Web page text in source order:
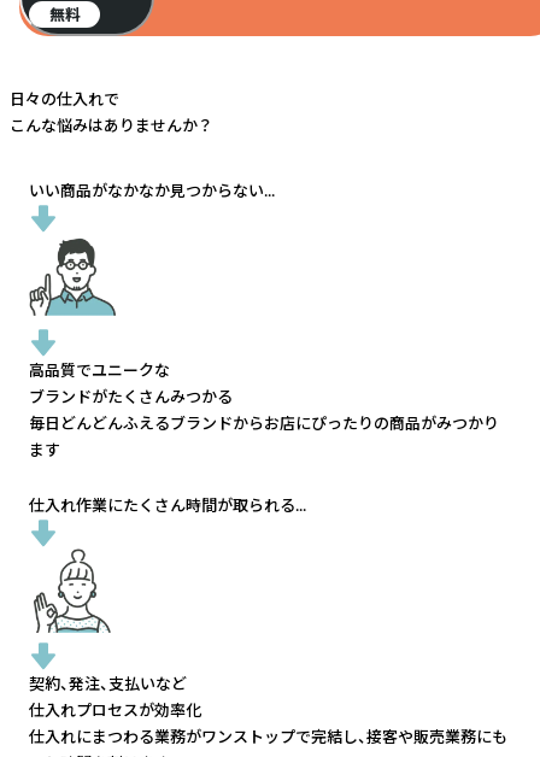
無料
日々の仕入れで
こんな悩みはありませんか？
いい商品がなかなか見つからない...
高品質でユニークな
ブランドがたくさんみつかる
毎日どんどんふえるブランドからお店にぴったりの商品がみつかり
ます
仕入れ作業にたくさん時間が取られる...
契約、発注、支払いなど
仕入れプロセスが効率化
仕入れにまつわる業務がワンストップで完結し、接客や販売業務にも